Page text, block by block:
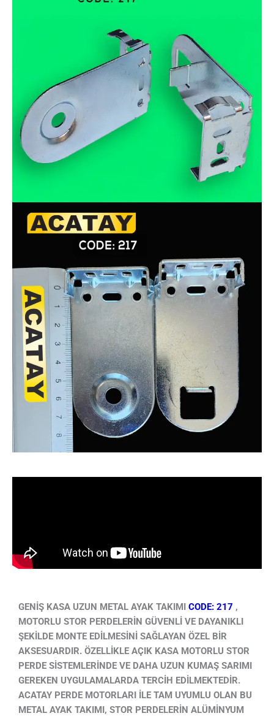
GENİŞ KASA UZUN METAL AYAK TAKIMI CODE: 217 ,
MOTORLU STOR PERDELERİN GÜVENLİ VE DAYANIKLI
ŞEKİLDE MONTE EDİLMESİNİ SAĞLAYAN ÖZEL BİR
AKSESUARDIR. ÖZELLİKLE AÇIK KASA MOTORLU STOR
PERDE SİSTEMLERİNDE VE DAHA UZUN KUMAŞ SARIMI
GEREKEN UYGULAMALARDA TERCİH EDİLMEKTEDİR.
ACATAY PERDE MOTORLARI İLE TAM UYUMLU OLAN BU
METAL AYAK TAKIMI, STOR PERDELERİN ALÜMİNYUM